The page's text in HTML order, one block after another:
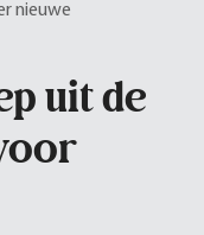
nieuwe
uit de